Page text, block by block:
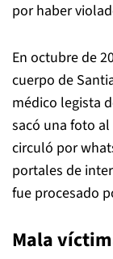
por haber
En octubre de
cuerpo de
médico legista
sacó una foto
circuló por
portales de
fue procesado
Mala